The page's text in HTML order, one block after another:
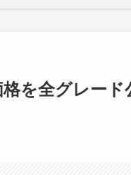
を全グレード